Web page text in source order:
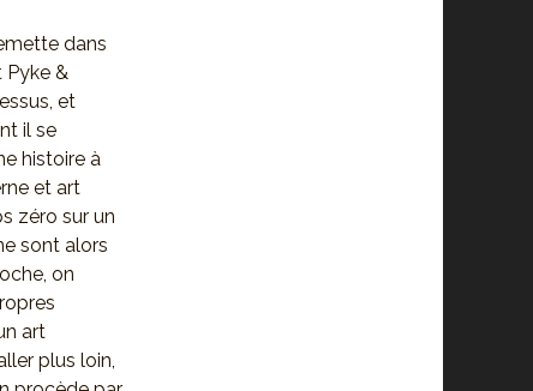
dans
Pyke &
et
il se
histoire à
et art
zéro sur un
sont alors
on
art
plus loin,